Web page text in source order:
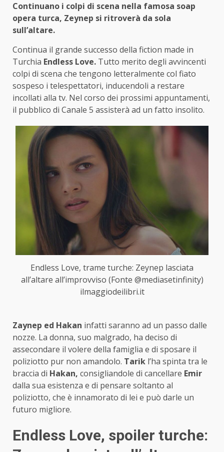
Continuano i colpi di scena nella famosa soap
opera turca, Zeynep si ritroverà da sola
sull’altare.
Continua il grande successo della fiction made in
Turchia Endless Love. Tutto merito degli avvincenti
colpi di scena che tengono letteralmente col fiato
sospeso i telespettatori, inducendoli a restare
incollati alla tv. Nel corso dei prossimi appuntamenti,
il pubblico di Canale 5 assisterà ad un fatto insolito.
Endless Love, trame turche: Zeynep lasciata
all’altare all’improvviso (Fonte @mediasetinfinity)
ilmaggiodeilibri.it
Zaynep ed Hakan infatti saranno ad un passo dalle
nozze. La donna, suo malgrado, ha deciso di
assecondare il volere della famiglia e di sposare il
poliziotto pur non amandolo. Tarik l’ha spinta tra le
braccia di Hakan, consigliandole di cancellare Emir
dalla sua esistenza e di pensare soltanto al
poliziotto, che è innamorato di lei e può darle un
futuro migliore.
Endless Love, spoiler turche: